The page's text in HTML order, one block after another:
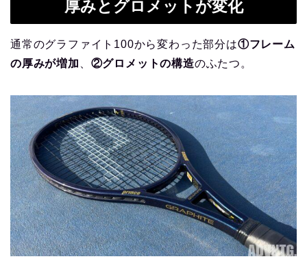
厚みとグロメットが変化
通常のグラファイト100から変わった部分は①フレーム
の厚みが増加
②グロメットの構造のふたつ。